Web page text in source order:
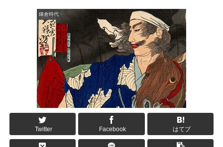
鎌倉時代
Twitter Facebook はてブ